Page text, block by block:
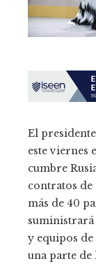
El
este viernes
cumbre
contratos
más de 40
suministrará
y equipos de
una parte de